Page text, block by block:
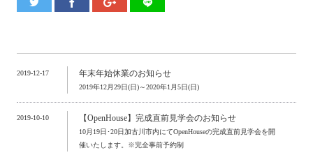
2019-12-17 年末年始休業のお知らせ
2019年12月29日(日)～2020年1月5日(日)
2019-10-10 【OpenHouse】完成直前見学会のお知らせ
10月19日･20日加古川市内にてOpenHouseの完成直前見学会を開
催いたします。※完全事前予約制